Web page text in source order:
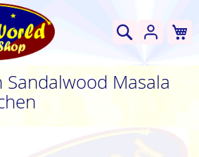
Suche
Masala